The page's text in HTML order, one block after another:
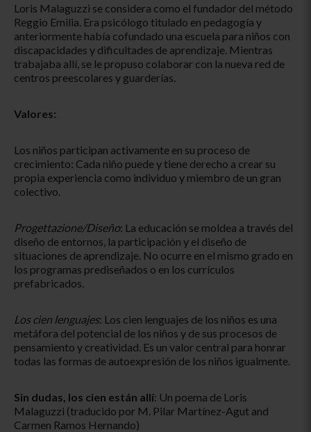
Loris Malaguzzi se considera como el fundador del método
Reggio Emilia. Era psicólogo titulado en pedagogía y
anteriormente había cofundado una escuela para niños con
discapacidades y dificultades de aprendizaje. Mientras
trabajaba allí, se le propuso colaborar con la nueva red de
centros preescolares y guarderías.
Valores:
Los niños participan activamente en su proceso de
crecimiento: Cada niño puede y tiene derecho a crear su
propia experiencia como individuo y miembro de un gran
colectivo.
Progettazione/Diseño: La educación se moldea a través del
diseño de entornos, la participación y el diseño de
situaciones de aprendizaje. No ocurre en el mismo grado en
los programas prediseñados o en los currículos
prefabricados.
Los cien lenguajes: Los cien lenguajes de los niños es una
metáfora del potencial de los niños y de sus procesos de
pensamiento y creatividad. Es un valor central para honrar
todas las formas de autoexpresión de los niños igualmente.
Sin dudas, los cien están allí: Un poema de Loris
Malaguzzi (traducido por M. Pilar Martínez-Agut and
Carmen Ramos Hernando)